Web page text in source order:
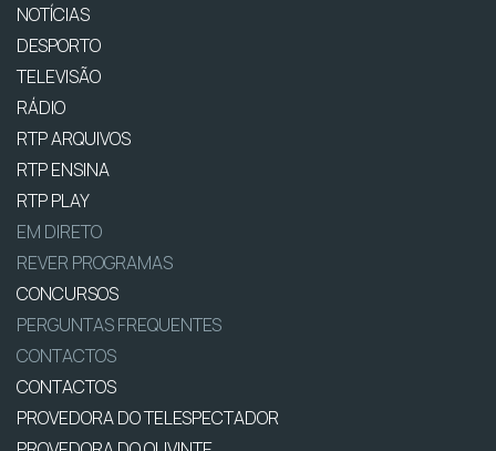
NOTÍCIAS
DESPORTO
TELEVISÃO
RÁDIO
RTP ARQUIVOS
RTP ENSINA
RTP PLAY
EM DIRETO
REVER PROGRAMAS
CONCURSOS
PERGUNTAS FREQUENTES
CONTACTOS
CONTACTOS
PROVEDORA DO TELESPECTADOR